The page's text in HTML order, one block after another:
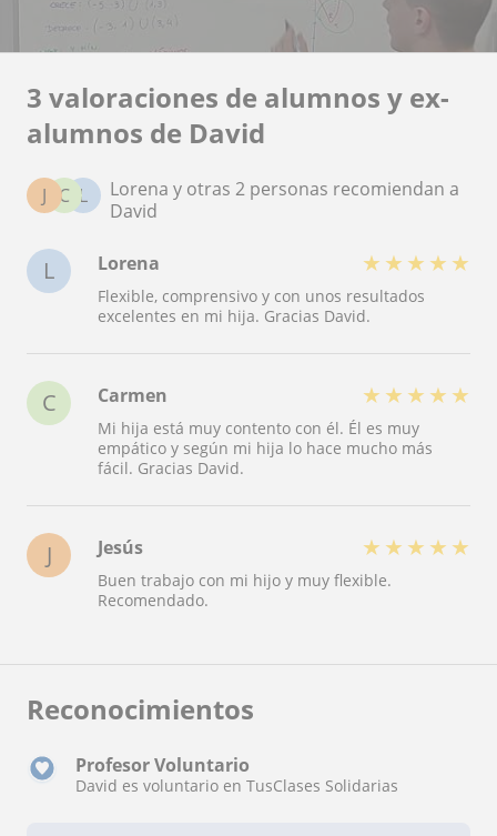
3 valoraciones de alumnos y ex-
alumnos de David
L
C
J
Lorena y otras 2 personas recomiendan a
David
L Lorena ★ ★ ★ ★ ★
Flexible, comprensivo y con unos resultados
excelentes en mi hija. Gracias David.
C Carmen ★ ★ ★ ★ ★
Mi hija está muy contento con él. Él es muy
empático y según mi hija lo hace mucho más
fácil. Gracias David.
J Jesús ★ ★ ★ ★ ★
Buen trabajo con mi hijo y muy flexible.
Recomendado.
Reconocimientos
Profesor Voluntario
David es voluntario en TusClases Solidarias